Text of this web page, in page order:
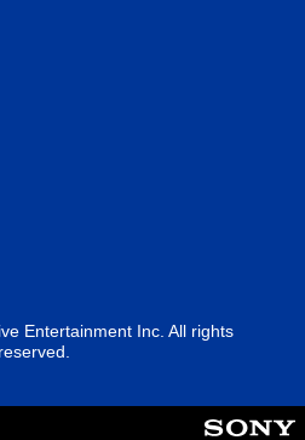
Entertainment Inc. All rights
reserved.